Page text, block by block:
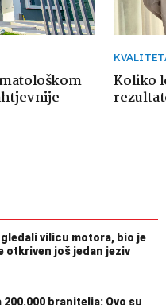
Koliko